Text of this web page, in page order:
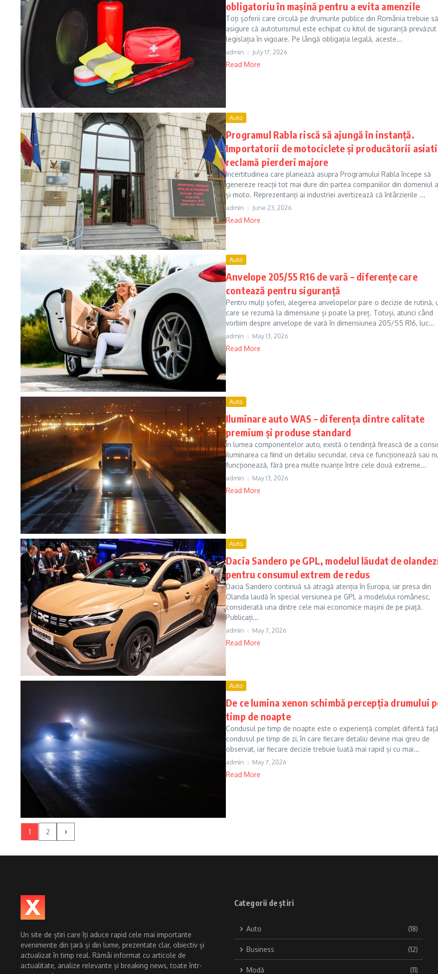
obligatoriu în mașină pentru a evita amenzile
Toți șoferii care circulă pe drumurile publice din România trebuie
asigure că autoturismul este echipat cu kitul de siguranță prevăzut
legislația în vigoare. Pe lângă obligația legală, aceste...
admin July 17, 2026
Read More
Auto
Programul Rabla riscă să ajungă în instanță.
Importatorii de motociclete și producătorii
reclamă pierderi majore
Incertitudinea care planează asupra Programului Rabla începe să
genereze reacții tot mai dure din partea companiilor din domeniul
și moto. Reprezentanți ai industriei avertizează că întârzierile ...
admin June 23, 2026
Read More
Auto
Anvelope 205/55 R16 de vară – diferențe care
contează pentru siguranță
Pentru mulți șoferi, alegerea anvelopelor pare o decizie de rutină,
care se rezumă la dimensiune și poate la preț. Totuși, atunci când
vorbim despre anvelope de vară în dimensiunea 205/55 R16, luc...
admin May 13, 2026
Read More
Auto
Iluminare auto WAS – diferența dintre calitate
premium și produse standard
În lumea componentelor auto, există o tendință firească de a
iluminarea ca fiind un detaliu secundar, ceva ce funcționează sau
funcționează, fără prea multe nuanțe între cele două extreme...
admin May 13, 2026
Read More
Auto
Dacia Sandero pe GPL, modelul lăudat de
pentru consumul extrem de redus
Dacia Sandero continuă să atragă atenția în Europa, iar presa din
Olanda laudă în special versiunea pe GPL a modelului românesc,
considerată una dintre cele mai economice mașini de pe piață.
Publicați...
admin May 7, 2026
Read More
Auto
De ce lumina xenon schimbă percepția drumului
timp de noapte
Condusul pe timp de noapte este o experiență complet diferită
condusul pe timp de zi, în care fiecare detaliu devine mai greu de
observat, iar fiecare decizie trebuie luată mai rapid și cu mai...
admin May 7, 2026
Read More
1 2
Un site de știri care îți aduce rapid cele mai importante
evenimente din țară și din lume, prezentate clar, obiectiv și
actualizat în timp real. Rămâi informat cu articole de
actualitate, analize relevante și breaking news, toate într-
Categorii de știri
Auto (18)
Business (12)
Modă (11)